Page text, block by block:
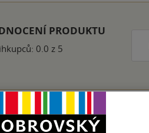
PRODUKTU
0.0 z 5